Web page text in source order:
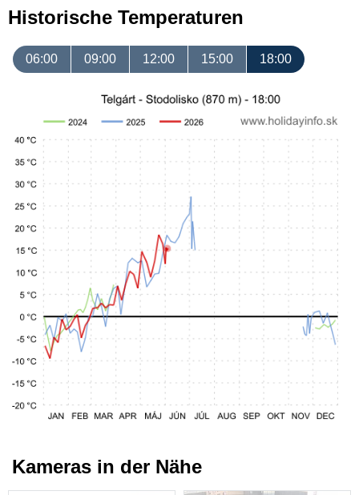
Historische Temperaturen
06:00 09:00 12:00 15:00 18:00
Kameras in der Nähe